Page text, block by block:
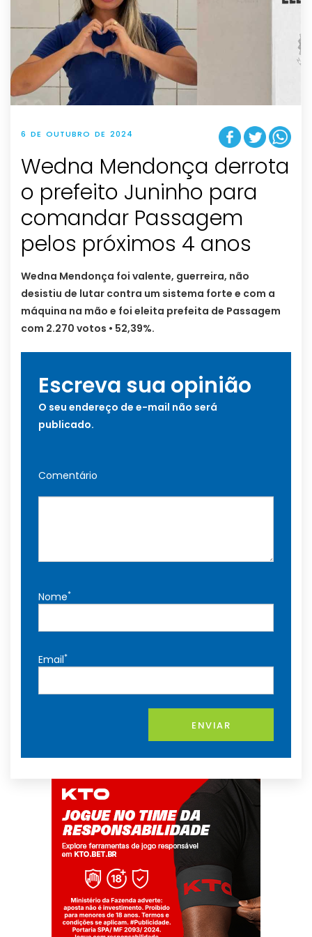
6 DE OUTUBRO DE 2024
Wedna Mendonça derrota
o prefeito Juninho para
comandar Passagem
pelos próximos 4 anos
Wedna Mendonça foi valente, guerreira, não
desistiu de lutar contra um sistema forte e com a
máquina na mão e foi eleita prefeita de Passagem
com 2.270 votos • 52,39%.
Escreva sua opinião
O seu endereço de e-mail não será
publicado.
Comentário
Nome*
Email*
ENVIAR